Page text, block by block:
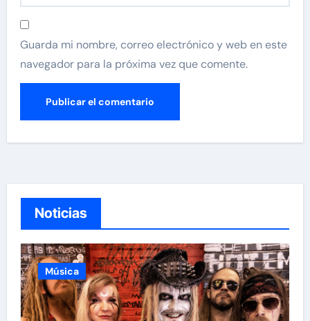
Guarda mi nombre, correo electrónico y web en este
navegador para la próxima vez que comente.
Noticias
Música